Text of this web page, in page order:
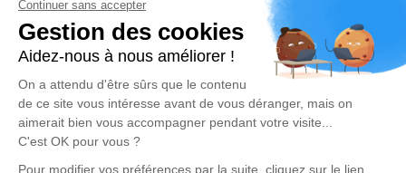
Cet espace privé est destiné à recueillir vos
condoléances ou le souvenir d’un moment passé.
Un service de plantation d’arbre hommage est
disponible ici.